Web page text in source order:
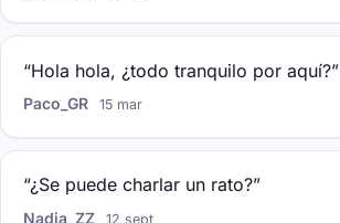
“Hola hola, ¿todo tranquilo por aquí?”
Paco_GR 15 mar
“¿Se puede charlar un rato?”
Nadia_ZZ 12 sept